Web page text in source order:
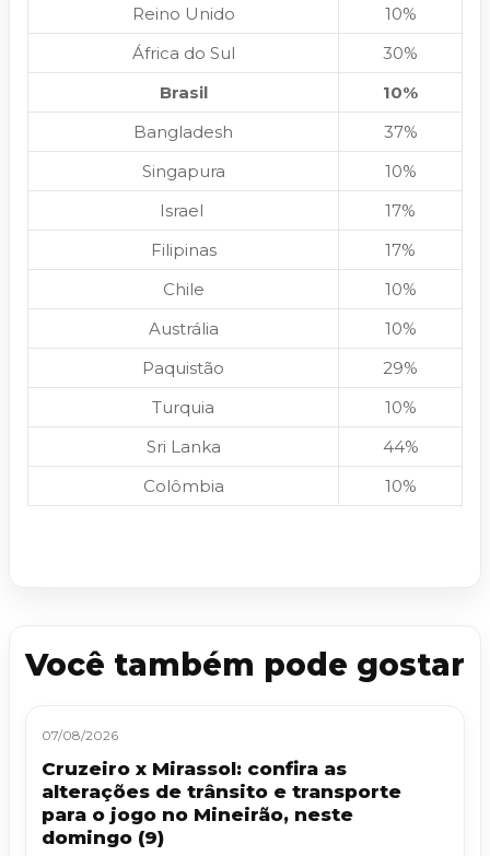
Reino Unido
10%
África do Sul
30%
Brasil
10%
Bangladesh
37%
Singapura
10%
Israel
17%
Filipinas
17%
Chile
10%
Austrália
10%
Paquistão
29%
Turquia
10%
Sri Lanka
44%
Colômbia
10%
Você também pode gostar
07/08/2026
Cruzeiro x Mirassol: confira as
alterações de trânsito e transporte
para o jogo no Mineirão, neste
domingo (9)